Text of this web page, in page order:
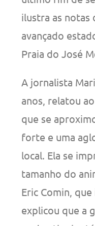
ilustra as notas
avançado
Praia do José
A jornalista
anos, relatou
que se
forte e uma
local. Ela se
tamanho do
Eric Comin,
explicou que a